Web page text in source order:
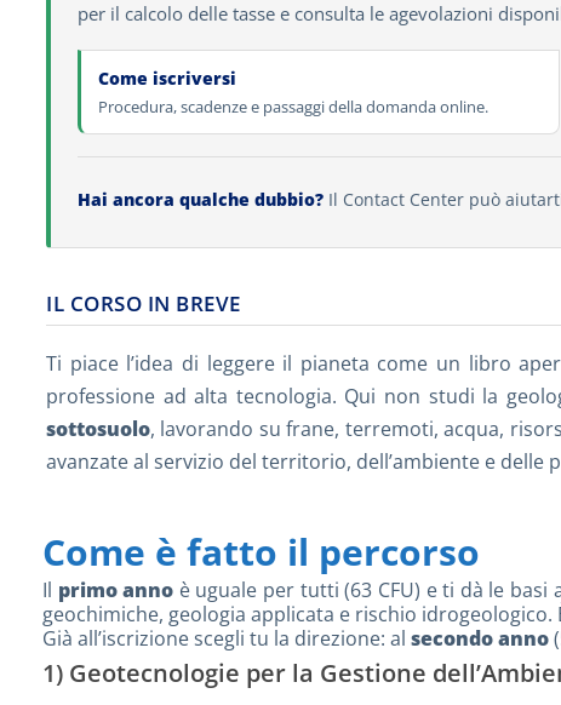
per il calcolo delle tasse e consulta le agevolazioni
Come iscriversi
Procedura, scadenze e passaggi della domanda online.
Hai ancora qualche dubbio? Il Contact Center può
IL CORSO IN BREVE
Ti piace l’idea di leggere il pianeta come un libro
professione ad alta tecnologia. Qui non studi la
sottosuolo, lavorando su frane, terremoti, acqua,
avanzate al servizio del territorio, dell’ambiente e delle
Come è fatto il percorso
Il primo anno è uguale per tutti (63 CFU) e ti dà le
geochimiche, geologia applicata e rischio
Già all’iscrizione scegli tu la direzione: al secondo anno
1) Geotecnologie per la Gestione